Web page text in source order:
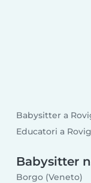
Babysitter a
Educatori a
Babysitter
Borgo (Veneto)